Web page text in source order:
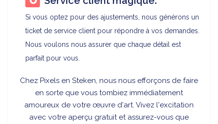
Si vous optez pour des ajustements, nous générons un
ticket de service client pour répondre à vos demandes.
Nous voulons nous assurer que chaque détail est
parfait pour vous.
Chez Pixels en Steken, nous nous efforçons de faire
en sorte que vous tombiez immédiatement
amoureux de votre œuvre d'art. Vivez l'excitation
avec votre aperçu gratuit et assurez-vous que